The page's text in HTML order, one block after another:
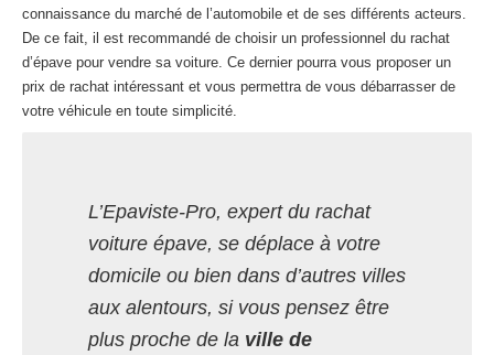
connaissance du marché de l’automobile et de ses différents acteurs.
De ce fait, il est recommandé de choisir un professionnel du rachat
d’épave pour vendre sa voiture. Ce dernier pourra vous proposer un
prix de rachat intéressant et vous permettra de vous débarrasser de
votre véhicule en toute simplicité.
L’Epaviste-Pro, expert du rachat
voiture épave, se déplace à votre
domicile ou bien dans d’autres villes
aux alentours, si vous pensez être
plus proche de la ville de